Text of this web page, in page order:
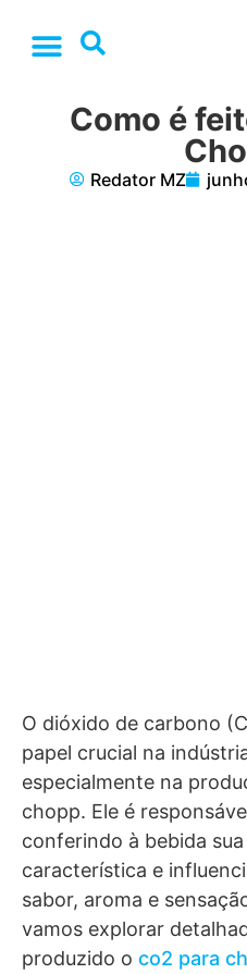
Como é
Redator MZ
O dióxido de carbono
papel crucial na
especialmente na
chopp. Ele é
conferindo à bebida
característica e
sabor, aroma e
vamos explorar
produzido o co2 para